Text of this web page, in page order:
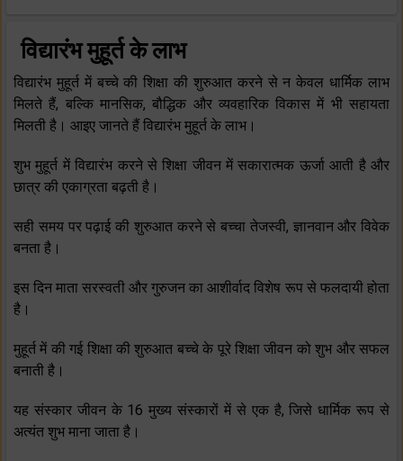
विद्यारंभ मुहूर्त के लाभ
विद्यारंभ मुहूर्त में बच्चे की शिक्षा की शुरुआत करने से न केवल धार्मिक लाभ
मिलते हैं, बल्कि मानसिक, बौद्धिक और व्यवहारिक विकास में भी सहायता
मिलती है। आइए जानते हैं विद्यारंभ मुहूर्त के लाभ।
शुभ मुहूर्त में विद्यारंभ करने से शिक्षा जीवन में सकारात्मक ऊर्जा आती है और
छात्र की एकाग्रता बढ़ती है।
सही समय पर पढ़ाई की शुरुआत करने से बच्चा तेजस्वी, ज्ञानवान और विवेक
बनता है।
इस दिन माता सरस्वती और गुरुजन का आशीर्वाद विशेष रूप से फलदायी होता
है।
मुहूर्त में की गई शिक्षा की शुरुआत बच्चे के पूरे शिक्षा जीवन को शुभ और सफल
बनाती है।
यह संस्कार जीवन के 16 मुख्य संस्कारों में से एक है, जिसे धार्मिक रूप से
अत्यंत शुभ माना जाता है।